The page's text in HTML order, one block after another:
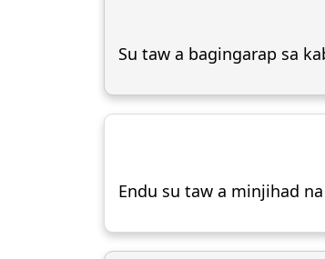
Su taw a bagingarap sa
Endu su taw a minjihad